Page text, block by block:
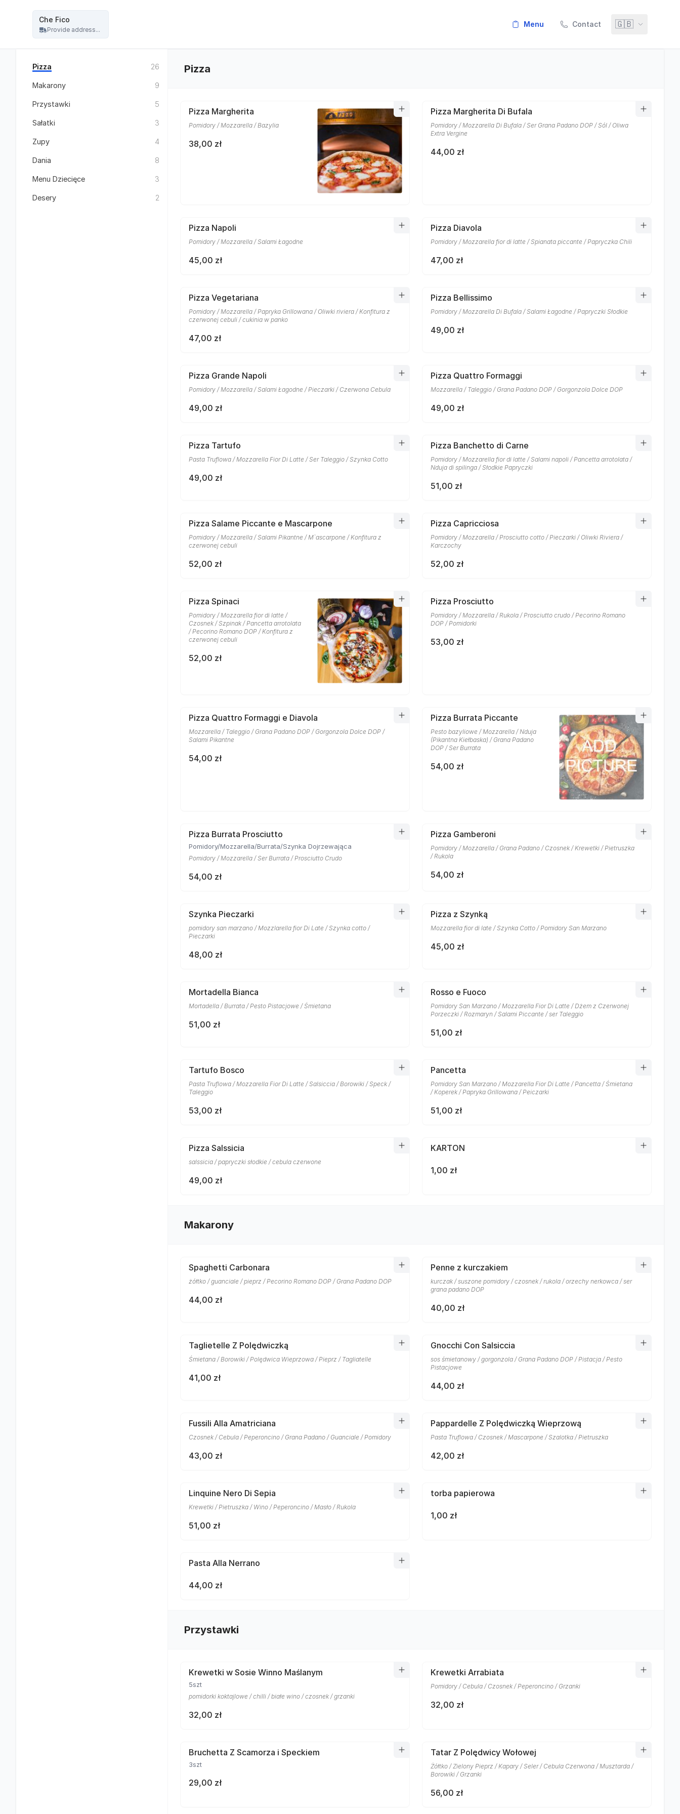
Che Fico
Provide address...
menu Contact 🇬🇧
Pizza 26
Makarony 9
Przystawki 5
Sałatki 3
Zupy 4
Dania 8
Menu Dziecięce 3
Desery 2
Pizza
Pizza Margherita
Pomidory / Mozzarella / Bazylia
38,00 zł
Pizza Margherita Di Bufala
Pomidory / Mozzarella Di Bufala / Ser Grana Padano DOP / Sól / Oliwa
Extra Vergine
44,00 zł
Pizza Napoli
Pomidory / Mozzarella / Salami Łagodne
45,00 zł
Pizza Diavola
Pomidory / Mozzarella fior di latte / Spianata piccante / Papryczka Chili
47,00 zł
Pizza Vegetariana
Pomidory / Mozzarella / Papryka Grillowana / Oliwki riviera / Konfitura z
czerwonej cebuli / cukinia w panko
47,00 zł
Pizza Bellissimo
Pomidory / Mozzarella Di Bufala / Salami Łagodne / Papryczki Słodkie
49,00 zł
Pizza Grande Napoli
Pomidory / Mozzarella / Salami Łagodne / Pieczarki / Czerwona Cebula
49,00 zł
Pizza Quattro Formaggi
Mozzarella / Taleggio / Grana Padano DOP / Gorgonzola Dolce DOP
49,00 zł
Pizza Tartufo
Pasta Truflowa / Mozzarella Fior Di Latte / Ser Taleggio / Szynka Cotto
49,00 zł
Pizza Banchetto di Carne
Pomidory / Mozzarella fior di latte / Salami napoli / Pancetta arrotolata /
Nduja di spilinga / Słodkie Papryczki
51,00 zł
Pizza Salame Piccante e Mascarpone
Pomidory / Mozzarella / Salami Pikantne / M`ascarpone / Konfitura z
czerwonej cebuli
52,00 zł
Pizza Capricciosa
Pomidory / Mozzarella / Prosciutto cotto / Pieczarki / Oliwki Riviera /
Karczochy
52,00 zł
Pizza Spinaci
Pomidory / Mozzarella fior di latte /
Czosnek / Szpinak / Pancetta arrotolata
/ Pecorino Romano DOP / Konfitura z
czerwonej cebuli
52,00 zł
Pizza Prosciutto
Pomidory / Mozzarella / Rukola / Prosciutto crudo / Pecorino Romano
DOP / Pomidorki
53,00 zł
Pizza Quattro Formaggi e Diavola
Mozzarella / Taleggio / Grana Padano DOP / Gorgonzola Dolce DOP /
Salami Pikantne
54,00 zł
Pizza Burrata Piccante
Pesto bazyliowe / Mozzarella / Nduja
(Pikantna Kiełbaska) / Grana Padano
DOP / Ser Burrata
54,00 zł
Pizza Burrata Prosciutto
Pomidory/Mozzarella/Burrata/Szynka Dojrzewająca
Pomidory / Mozzarella / Ser Burrata / Prosciutto Crudo
54,00 zł
Pizza Gamberoni
Pomidory / Mozzarella / Grana Padano / Czosnek / Krewetki / Pietruszka
/ Rukola
54,00 zł
Szynka Pieczarki
pomidory san marzano / Mozzlarella fior Di Late / Szynka cotto /
Pieczarki
48,00 zł
Pizza z Szynką
Mozzarella fior di late / Szynka Cotto / Pomidory San Marzano
45,00 zł
Mortadella Bianca
Mortadella / Burrata / Pesto Pistacjowe / Śmietana
51,00 zł
Rosso e Fuoco
Pomidory San Marzano / Mozzarella Fior Di Latte / Dżem z Czerwonej
Porzeczki / Rozmaryn / Salami Piccante / ser Taleggio
51,00 zł
Tartufo Bosco
Pasta Truflowa / Mozzarella Fior Di Latte / Salsiccia / Borowiki / Speck /
Taleggio
53,00 zł
Pancetta
Pomidory San Marzano / Mozzarella Fior Di Latte / Pancetta / Śmietana
/ Koperek / Papryka Grillowana / Peiczarki
51,00 zł
Pizza Salssicia
salssicia / papryczki słodkie / cebula czerwone
49,00 zł
KARTON
1,00 zł
Makarony
Spaghetti Carbonara
żółtko / guanciale / pieprz / Pecorino Romano DOP / Grana Padano DOP
44,00 zł
Penne z kurczakiem
kurczak / suszone pomidory / czosnek / rukola / orzechy nerkowca / ser
grana padano DOP
40,00 zł
Taglietelle Z Polędwiczką
Śmietana / Borowiki / Polędwica Wieprzowa / Pieprz / Tagliatelle
41,00 zł
Gnocchi Con Salsiccia
sos śmietanowy / gorgonzola / Grana Padano DOP / Pistacja / Pesto
Pistacjowe
44,00 zł
Fussili Alla Amatriciana
Czosnek / Cebula / Peperoncino / Grana Padano / Guanciale / Pomidory
43,00 zł
Pappardelle Z Polędwiczką Wieprzową
Pasta Truflowa / Czosnek / Mascarpone / Szalotka / Pietruszka
42,00 zł
Linquine Nero Di Sepia
Krewetki / Pietruszka / Wino / Peperoncino / Masło / Rukola
51,00 zł
torba papierowa
1,00 zł
Pasta Alla Nerrano
44,00 zł
Przystawki
Krewetki w Sosie Winno Maślanym
5szt
pomidorki koktajlowe / chilli / białe wino / czosnek / grzanki
32,00 zł
Krewetki Arrabiata
Pomidory / Cebula / Czosnek / Peperoncino / Grzanki
32,00 zł
Bruchetta Z Scamorza i Speckiem
3szt
29,00 zł
Tatar Z Polędwicy Wołowej
Żółtko / Zielony Pieprz / Kapary / Seler / Cebula Czerwona / Musztarda /
Borowiki / Grzanki
56,00 zł